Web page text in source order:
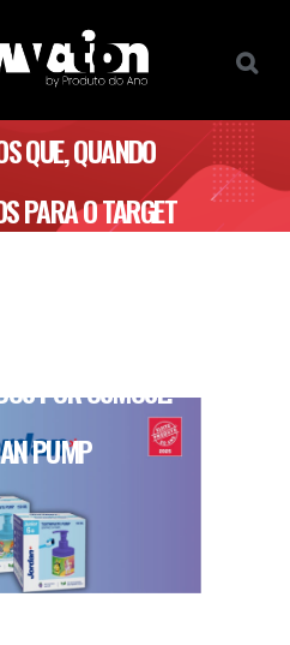
QUE, QUANDO
PARA O TARGET
POR OSMOSE. –
PUMP